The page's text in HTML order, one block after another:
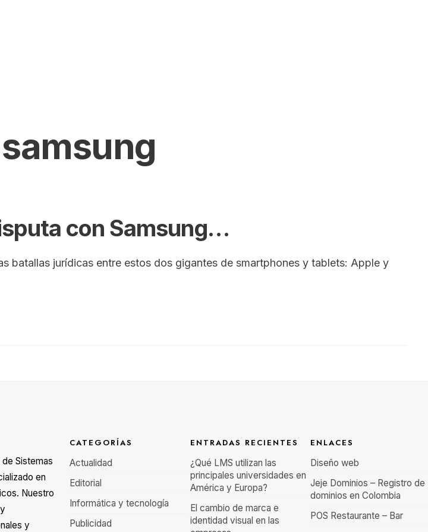
samsung
con Samsung…
batallas jurídicas entre estos dos gigantes de smartphones y tablets: Apple y
Sistemas
en
Nuestro
y
CATEGORÍAS
Actualidad
Editorial
Informática y tecnología
Publicidad
ENTRADAS RECIENTES
¿Qué LMS utilizan las
principales universidades en
América y Europa?
El cambio de marca e
identidad visual en las
ENLACES
Diseño web
Jeje Dominios – Registro de
dominios en Colombia
POS Restaurante – Bar